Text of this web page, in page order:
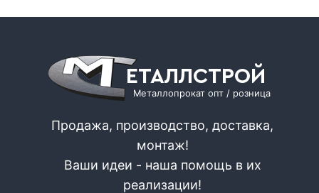
ЕТАЛЛСТРОЙ
Металлопрокат опт / розница
Продажа, производство, доставка,
монтаж!
Ваши идеи - наша помощь в их
реализации!